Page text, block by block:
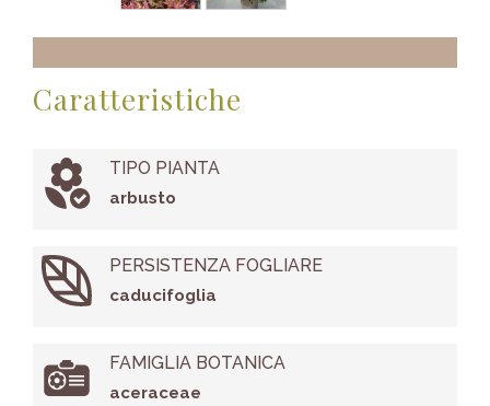
Caratteristiche
TIPO PIANTA
arbusto
PERSISTENZA FOGLIARE
caducifoglia
FAMIGLIA BOTANICA
aceraceae